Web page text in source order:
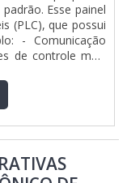
Esse painel
(PLC), que possui
- Comunicação
de controle mais
de carga,